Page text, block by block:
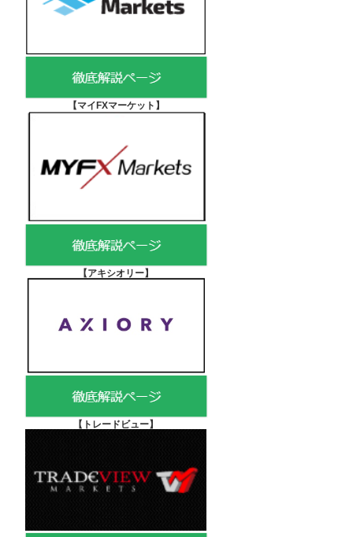
【マイFXマーケット 】
【アキシオリー】
【 トレードビュー】